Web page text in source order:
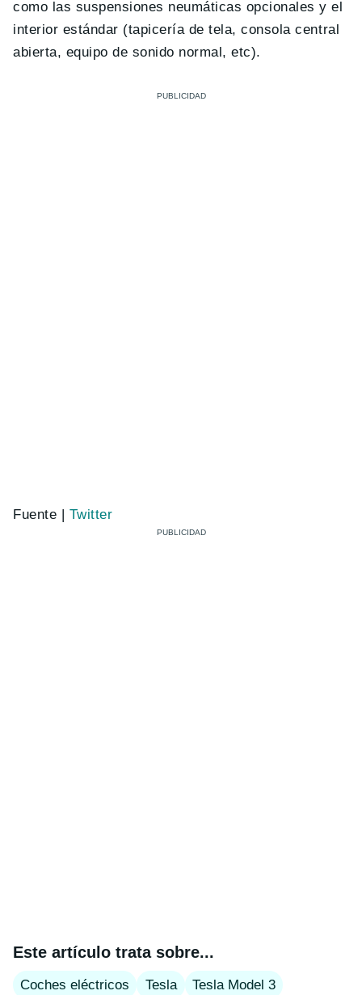
como las suspensiones neumáticas opcionales y el
interior estándar (tapicería de tela, consola central
abierta, equipo de sonido normal, etc).
Fuente | Twitter
Este artículo trata sobre...
Coches eléctricos Tesla Tesla Model 3